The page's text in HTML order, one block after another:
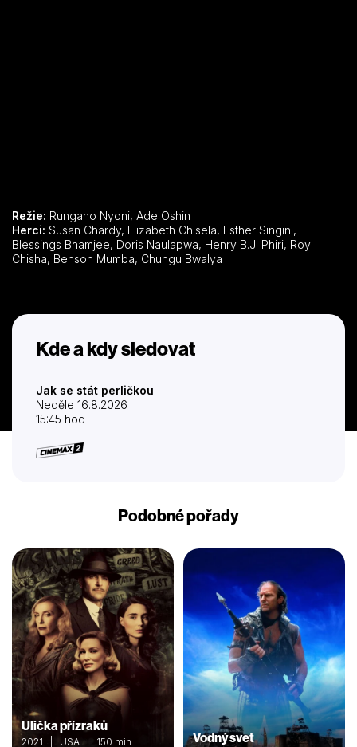
Režie: Rungano Nyoni, Ade Oshin
Herci:
Blessings Bhamjee, Doris Naulapwa, Henry B.J. Phiri, Roy
Chisha, Benson Mumba, Chungu Bwalya
Kde a kdy sledovat
Jak se stát perličkou
Neděle 16.8.2026
15:45 hod
Podobné pořady
Ulička přízraků
2021 | USA | 150 min
Vodný svet